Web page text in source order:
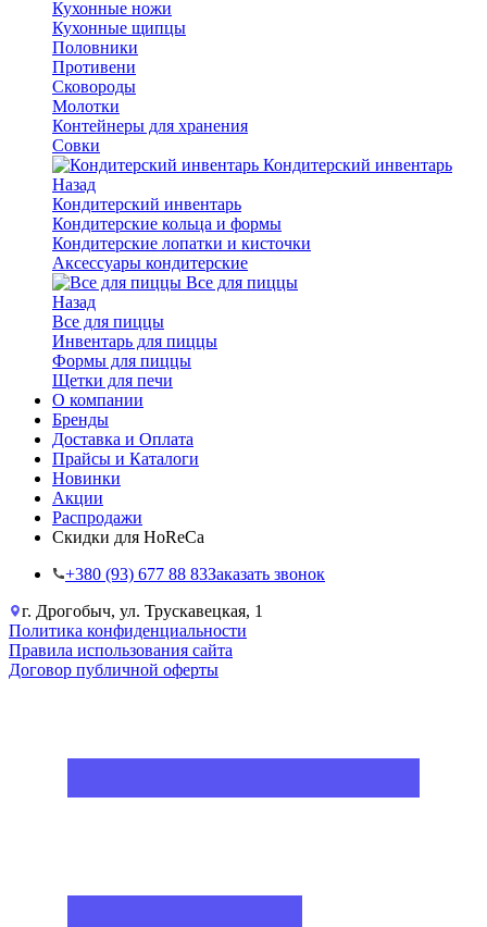
Кухонные ножи
Кухонные щипцы
Половники
Противени
Сковороды
Молотки
Контейнеры для хранения
Совки
Кондитерский инвентарь
Назад
Кондитерский инвентарь
Кондитерские кольца и формы
Кондитерские лопатки и кисточки
Аксессуары кондитерские
Все для пиццы
Назад
Все для пиццы
Инвентарь для пиццы
Формы для пиццы
Щетки для печи
О компании
Бренды
Доставка и Оплата
Прайсы и Каталоги
Новинки
Акции
Распродажи
Скидки для HoReCa
+38‎0 (93) 677 88 83Заказать звонок
г. Дрогобыч, ул. Трускавецкая, 1
Политика конфиденциальности
Правила использования сайта
Договор публичной оферты